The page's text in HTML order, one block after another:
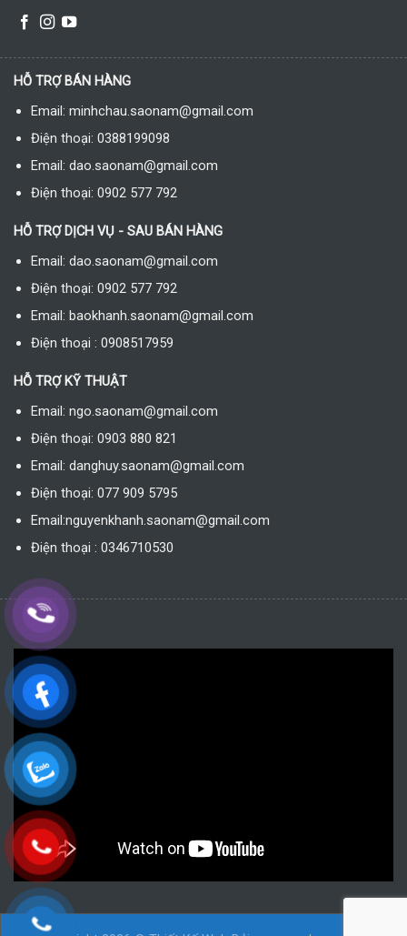
HỖ TRỢ BÁN HÀNG
Email: minhchau.saonam@gmail.com
Điện thoại: 0388199098
Email: dao.saonam@gmail.com
Điện thoại: 0902 577 792
HỖ TRỢ DỊCH VỤ - SAU BÁN HÀNG
Email: dao.saonam@gmail.com
Điện thoại: 0902 577 792
Email: baokhanh.saonam@gmail.com
Điện thoại : 0908517959
HỖ TRỢ KỸ THUẬT
Email: ngo.saonam@gmail.com
Điện thoại: 0903 880 821
Email: danghuy.saonam@gmail.com
Điện thoại: 077 909 5795
Email:nguyenkhanh.saonam@gmail.com
Điện thoại : 0346710530